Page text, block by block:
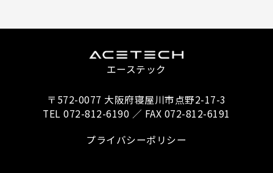
エーステック
〒572-0077 大阪府寝屋川市点野2-17-3
TEL 072-812-6190 ／ FAX 072-812-6191
プライバシーポリシー